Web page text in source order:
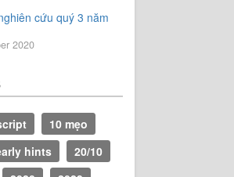
cứu quý 3 năm
2020
10 mẹo
hints
20/10